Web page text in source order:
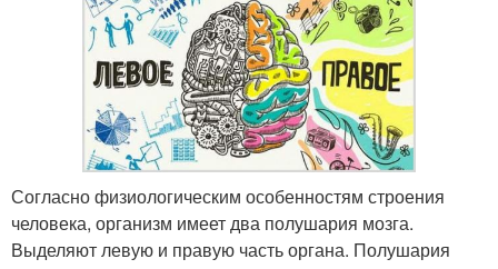
Согласно физиологическим особенностям строения
человека, организм имеет два полушария мозга.
Выделяют левую и правую часть органа. Полушария